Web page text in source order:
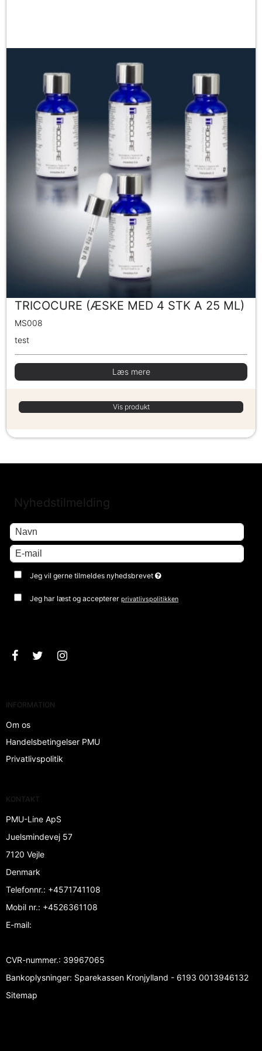
TRICOCURE (ÆSKE MED 4 STK A 25 ML)
MS008
test
Læs mere
Vis produkt
Nyhedstilmelding
Jeg vil gerne tilmeldes nyhedsbrevet
Jeg har læst og acceptererprivatlivspolitikken
INFORMATION
Om os
Handelsbetingelser PMU
Privatlivspolitik
KONTAKT
PMU-Line ApS
Juelsmindevej 57
7120 Vejle
Denmark
Telefonnr.: +4571741108
Mobil nr.: +4526361108
E-mail:
CVR-nummer.: 39967065
Bankoplysninger: Sparekassen Kronjylland - 6193 0013946132
Sitemap